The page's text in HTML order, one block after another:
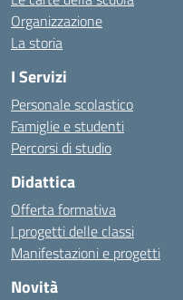
Organizzazione
La storia
I Servizi
Personale scolastico
Famiglie e studenti
Percorsi di studio
Didattica
Offerta formativa
I progetti delle classi
Manifestazioni e progetti
Novità